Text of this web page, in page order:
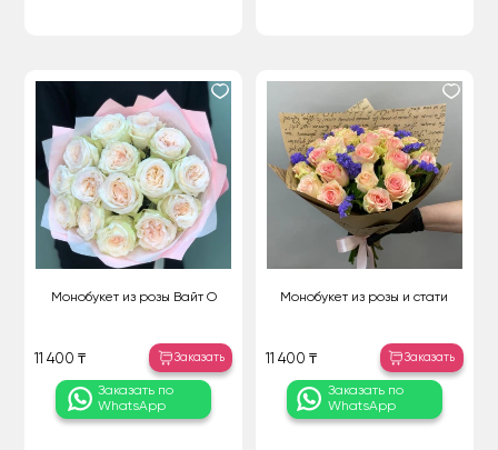
Монобукет из розы Вайт О
11 400 ₸ Заказать
Заказать по
WhatsApp
Монобукет из розы и стати
11 400 ₸ Заказать
Заказать по
WhatsApp